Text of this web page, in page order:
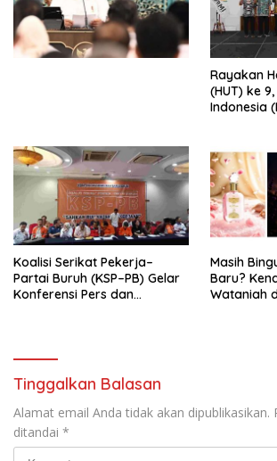
Undang-Undang
Perekonomian Nasional dan
Kesejahteraan Sosial dalam
Rayakan
(HUT) ke
Indonesia
Tema:
KBI yang
seluruh
Koalisi Serikat Pekerja–
Partai Buruh (KSP–PB) Gelar
Konferensi Pers dan
RUU Ketenagakerjaan Baru.
Masih
Baru?
Wataniah
Tinggalkan Balasan
Alamat email Anda tidak akan dipublikasikan.
ditandai *